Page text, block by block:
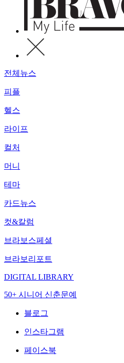
전체뉴스
피플
헬스
라이프
컬처
머니
테마
카드뉴스
컷&칼럼
브라보스페셜
브라보리포트
DIGITAL LIBRARY
50+ 시니어 신춘문예
블로그
인스타그램
페이스북